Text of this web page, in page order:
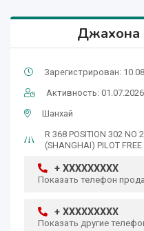
Джахона
Зарегистрирован:
Активность: 01.07.2026
Шанхай
R 368 POSITION 302 NO
(SHANGHAI) PILOT
+ XXXXXXXXX
Показать телефон
+ XXXXXXXXX
Показать другие